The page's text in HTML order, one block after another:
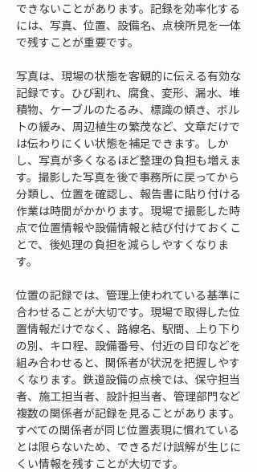
できないことがあります。記録を効率化する
には、写真、位置、設備名、点検所見を一体
で残すことが重要です。
写真は、現場の状態を客観的に伝える有効な
記録です。ひび割れ、腐食、変形、漏水、堆
積物、ケーブルのたるみ、標識の傾き、ボル
トの緩み、周辺植生の繁茂など、文章だけで
は伝わりにくい状態を補足できます。しか
し、写真が多くなるほど整理の負担も増えま
す。撮影した写真を後で事務所に戻ってから
分類し、位置を確認し、報告書に貼り付ける
作業は時間がかかります。現場で撮影した時
点で位置情報や設備情報と結び付けておくこ
とで、後処理の負担を減らしやすくなりま
す。
位置の記録では、管理上使われている基準に
合わせることが大切です。現場で取得した位
置情報だけでなく、路線名、駅間、上り下り
の別、キロ程、設備番号、付近の目印などを
組み合わせると、関係者が状況を把握しやす
くなります。鉄道設備の点検では、保守担当
者、施工担当者、設計担当者、管理部門など
複数の関係者が記録を見ることがあります。
すべての関係者が同じ位置表現に慣れている
とは限らないため、できるだけ誤解が生じに
くい情報を残すことが大切です。